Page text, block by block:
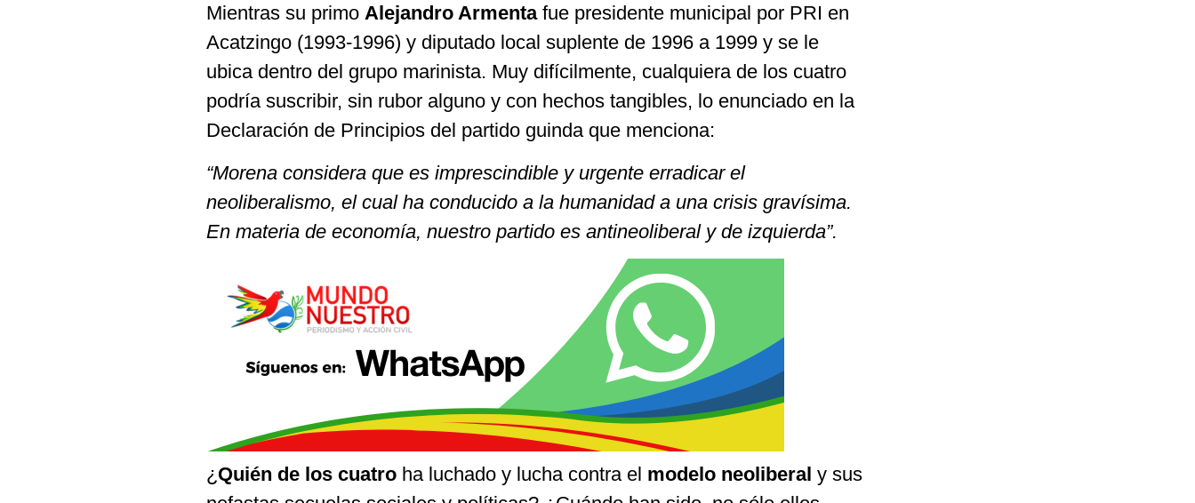
Mientras su primo Alejandro Armentafue presidente municipal por PRI en
Acatzingo (1993-1996) y diputado local suplente de 1996 a 1999 y se le
ubica dentro del grupo marinista. Muy difícilmente, cualquiera de los cuatro
podría suscribir, sin rubor alguno y con hechos tangibles, lo enunciado en la
Declaración de Principios del partido guinda que menciona:
“Morena considera que es imprescindible y urgente erradicar el
neoliberalismo, el cual ha conducido a la humanidad a una crisis gravísima.
En materia de economía, nuestro partido es antineoliberal y de izquierda”.
¿Quién de los cuatro ha luchado y lucha contra el modelo neoliberal y sus